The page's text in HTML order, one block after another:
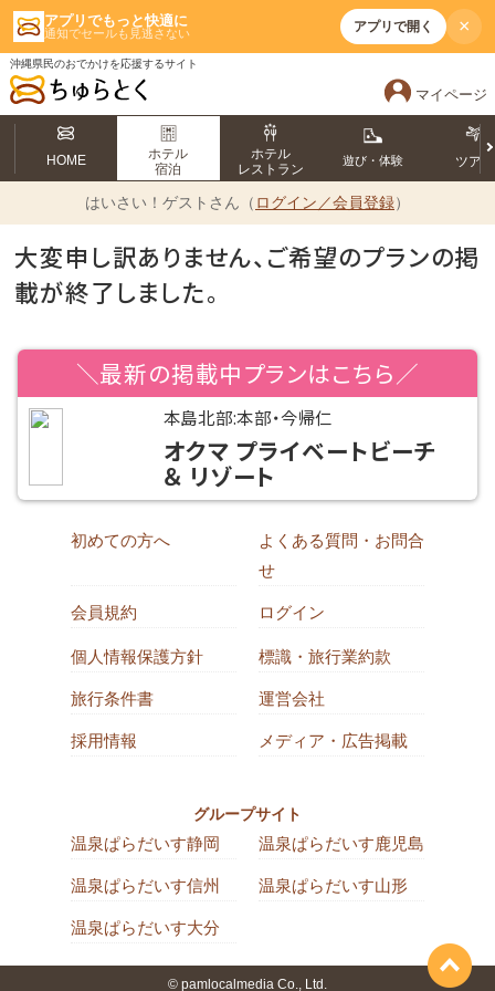
アプリでもっと快適に
通知でセールも見逃さない アプリで開く ×
沖縄県民のおでかけを応援するサイト
マイページ
HOME
ホテル
宿泊
ホテル
レストラン
遊び・体験 ツアー
はいさい！ ゲストさん（ ログイン／会員登録）
大変申し訳ありません、ご希望のプランの掲
載が終了しました。
＼最新の掲載中プランはこちら／
本島北部:本部・今帰仁
オクマ プライベートビーチ
＆ リゾート
初めての方へ
よくある質問・お問合
せ
会員規約 ログイン
個人情報保護方針 標識・旅行業約款
旅行条件書 運営会社
採用情報 メディア・広告掲載
グループサイト
温泉ぱらだいす静岡 温泉ぱらだいす鹿児島
温泉ぱらだいす信州 温泉ぱらだいす山形
温泉ぱらだいす大分
© pamlocalmedia Co., Ltd.